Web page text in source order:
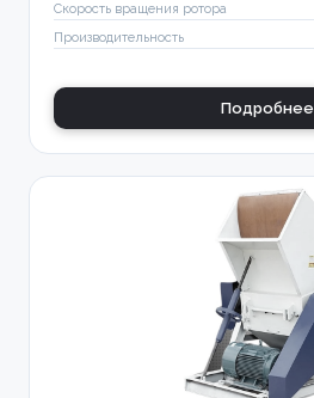
Скорость вращения ротора
Производительность
Подробнее